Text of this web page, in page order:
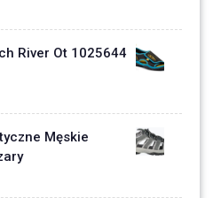
River Ot 1025644
Męskie